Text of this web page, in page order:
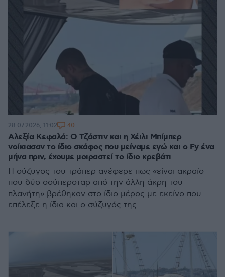
Αλεξία Κεφαλά: Ο Τζάστιν και η Χέιλι Μπίμπερ
νοίκιασαν το ίδιο σκάφος που μείναμε εγώ και ο Fy ένα
μήνα πριν, έχουμε μοιραστεί το ίδιο κρεβάτι
Η σύζυγος του τράπερ ανέφερε πως «είναι ακραίο
που δύο σούπερσταρ από την άλλη άκρη του
πλανήτη» βρέθηκαν στο ίδιο μέρος με εκείνο που
επέλεξε η ίδια και ο σύζυγός της
28.07.2026, 11:02 40